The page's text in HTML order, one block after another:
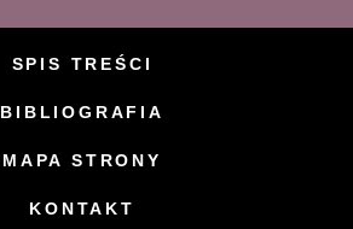
SPIS TREŚCI
BIBLIOGRAFIA
MAPA STRONY
KONTAKT